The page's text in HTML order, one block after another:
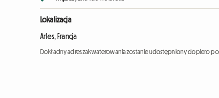
Lokalizacja
Arles, Francja
Dokładny adres zakwaterowania zostanie udostępniony dopiero